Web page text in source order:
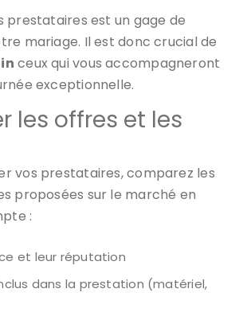
prestataires est un gage de
mariage. Il est donc crucial de
ceux qui vous accompagneront
exceptionnelle.
les offres et les
vos prestataires, comparez les
proposées sur le marché en
:
et leur réputation
dans la prestation (matériel,